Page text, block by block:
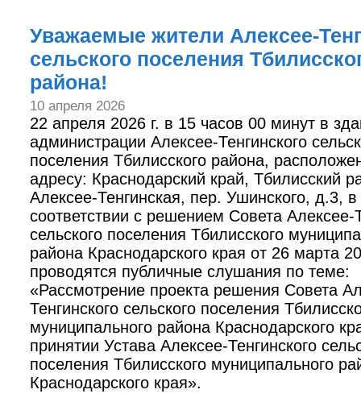
Уважаемые жители Алексее-
сельского поселения
района!
10 апреля 2026
22 апреля 2026 г. в 15 часов 00 минут в
администрации Алексее-Тенгинского
поселения Тбилисского района,
адресу: Краснодарский край, Тбилисский
Алексее-Тенгинская, пер. Ушинского, д.3, в
соответствии с решением Совета Алексее-
сельского поселения Тбилисского
района Краснодарского края от 26 марта
проводятся публичные слушания по теме:
«Рассмотрение проекта решения Совета
Тенгинского сельского поселения
муниципального района Краснодарского
принятии Устава Алексее-Тенгинского
поселения Тбилисского муниципального
Краснодарского края».